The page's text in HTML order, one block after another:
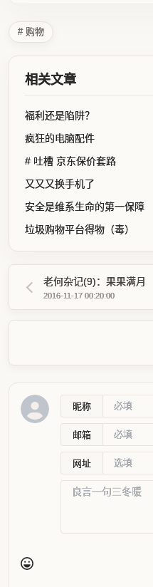
# 购物
相关文章
福利还是陷阱？
疯狂的电脑配件
# 吐槽 京东保价套路
又又又换手机了
安全是维系生命的第一保障
垃圾购物平台得物（毒）
老何杂记(9)：果果满月
2016-11-17 00:20:00
昵称
邮箱
网址